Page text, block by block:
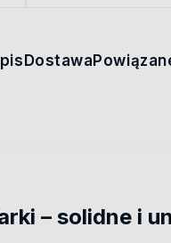
Dostawa
– solidne i